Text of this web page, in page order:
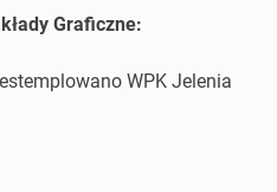
Graficzne:
WPK Jelenia